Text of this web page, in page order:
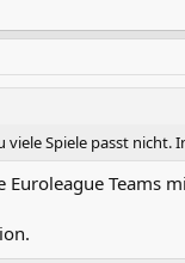
viele Spiele passt
Euroleague Teams